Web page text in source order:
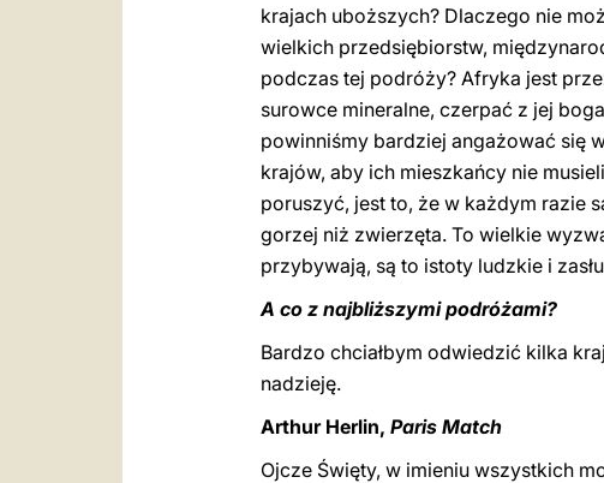
krajach uboższych? Dlaczego nie
wielkich przedsiębiorstw,
podczas tej podróży? Afryka jest
surowce mineralne, czerpać z jej
powinniśmy bardziej angażować się
krajów, aby ich mieszkańcy nie
poruszyć, jest to, że w każdym razie
gorzej niż zwierzęta. To wielkie
przybywają, są to istoty ludzkie i
A co z najbliższymi podróżami?
Bardzo chciałbym odwiedzić kilka
nadzieję.
Arthur Herlin, Paris Match
Ojcze Święty, w imieniu wszystkich